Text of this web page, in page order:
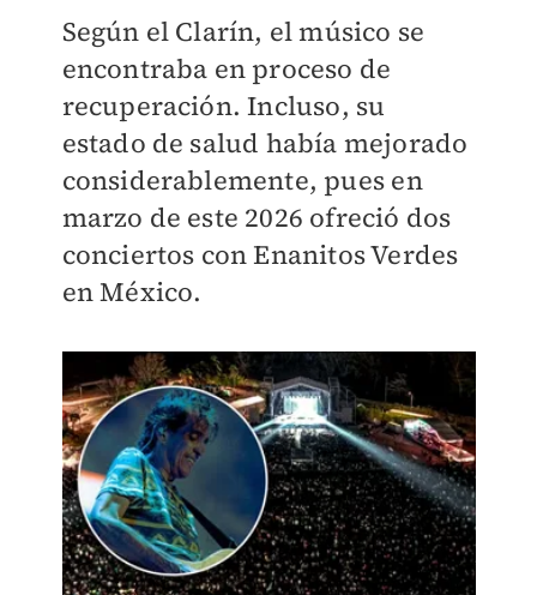
Según el Clarín, el músico se
encontraba en proceso de
recuperación. Incluso, su
estado de salud había mejorado
considerablemente, pues en
marzo de este 2026 ofreció dos
conciertos con Enanitos Verdes
en México.